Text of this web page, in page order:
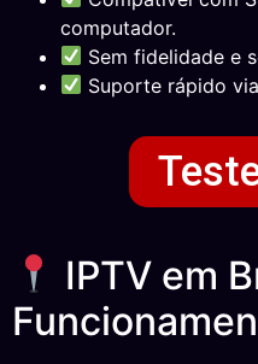
computador.
Sem fidelidade e
Suporte rápido
IPTV em